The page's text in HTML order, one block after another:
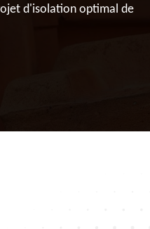
d'isolation optimal de